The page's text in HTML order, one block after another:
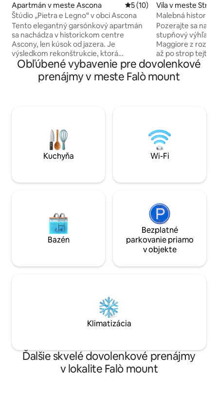
Apartmán v meste Ascona Priemerné ohodnotenie 5
5 (10)
Štúdio „Pietra e Legno“ v obci Ascona
Tento elegantný garsónkový apartmán
sa nachádza v historickom centre
Ascony, len kúsok od jazera. Je
výsledkom rekonštrukcie, ktorá
odhaľuje kameň, drevo a autentické
detaily. Na druhom poschodí budovy s
ticínskym charakterom, na pešej ulici, v
kúpeľňou a kútikom na prípravu
čaju/kávy. Ideálne pre páry alebo sólo
cestovateľov. Dvor s fontánou zdieľaný s
ďalšími hosťami.
Vila v meste
Malebná
ostrov
Pozerajte sa na
stupňový výhľad
Maggiore z
až po strop tejto
rustikálnej
nábytok
architektúru. Dom sa nachádza na 3
kúpeľňa na najnižšom
pre páry a rodiny,
alebo skupiny 4
Obľúbené vybavenie pre dovolenkové
prenájmy v meste Falò mount
Kuchyňa Wi-Fi
Bazén
Bezplatné
parkovanie priamo
v objekte
Klimatizácia
Ďalšie skvelé dovolenkové prenájmy
v lokalite Falò mount